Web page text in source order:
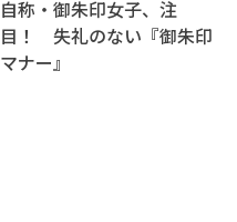
自称・御朱印女子、注
目！ 失礼のない『御朱印
マナー』